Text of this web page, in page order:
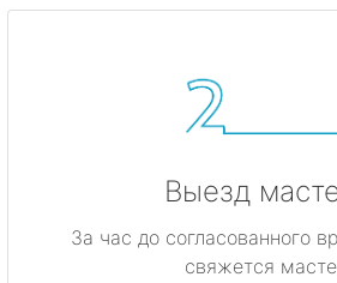
Выезд
За час до согласованного
свяжется